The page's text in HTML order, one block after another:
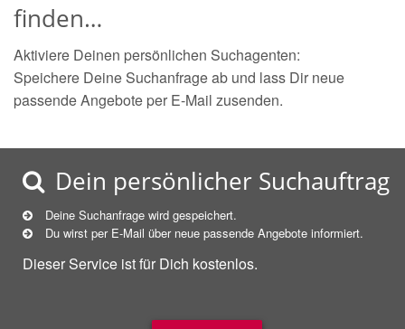
finden…
Aktiviere Deinen persönlichen Suchagenten:
Speichere Deine Suchanfrage ab und lass Dir neue
passende Angebote per E-Mail zusenden.
Dein persönlicher Suchauftrag
Deine Suchanfrage wird gespeichert.
Du wirst per E-Mail über neue passende Angebote informiert.
Dieser Service ist für Dich kostenlos.